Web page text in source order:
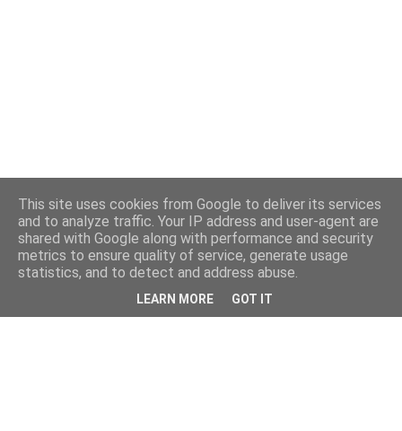
This site uses cookies from Google to deliver its services
and to analyze traffic. Your IP address and user-agent are
shared with Google along with performance and security
metrics to ensure quality of service, generate usage
statistics, and to detect and address abuse.
LEARN MORE GOT IT